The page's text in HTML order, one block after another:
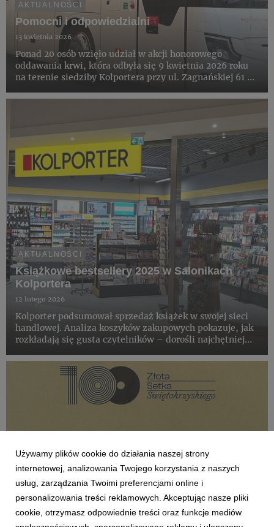
AKTUALNOŚCI
Pomocni i odpowiedzialni
13 kwietnia 2026
Ponad 20 osób wzięło udział w akcji honorowego
oddawania krwi, która odbyła się 9 kwietnia 2026 roku
na terenie siedziby Kolportera przy ul. Zagnańskiej 61 w
Regionalnym Centrum Krwiodawstwa i Krwiolecznictwa
AKTUALNOŚCI
Książkowe bestsellery 2025 w Salonikach
Kolportera
12 lutego 2026
Kolporter podsumował sprzedaż książek w swojej sieci
handlowej. Analiza koszyków zakupowych pokazuje, jak
rozkładają się gusta czytelników – dorośli najchętniej
książki obyczajowe, natomiast wśród dzieci królują
Używamy plików cookie do działania naszej strony
internetowej, analizowania Twojego korzystania z naszych
usług, zarządzania Twoimi preferencjami online i
personalizowania treści reklamowych. Akceptując nasze pliki
cookie, otrzymasz odpowiednie treści oraz funkcje mediów